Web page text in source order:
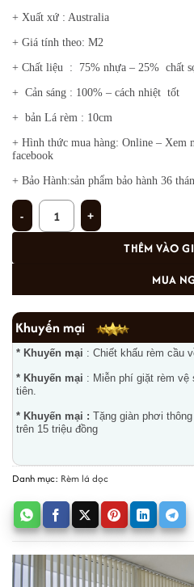
260,000₫.
+ Xuất xứ : Australia
+ Giá tính theo: M2
+ Chất liệu : 75% nhựa – 25% chất
+ Cản sáng : 100% – cách nhiệt tốt
+ bản Lá rèm : 10cm
+ Hình thức mua hàng: Online – Xem
facebook
+ Bảo Hành:sản phẩm bảo hành 36
Rèm lá chống nắng ĐXP- 917 số lượng
THÊM VÀO
MUA
Khuyến mại
* Khuyến mại : Chiết khấu rèm cầu
* Khuyến mại : Miễn phí giặt rèm vệ
tiên.
* Khuyến mại : Tặng giàn phơi
trên 15 triệu đồng
Danh mục: Rèm lá dọc